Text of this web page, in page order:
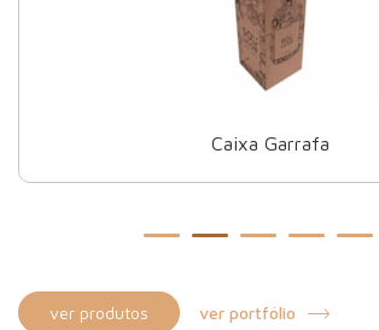
Caixa para Bobine de filme
ver produtos ver portfólio